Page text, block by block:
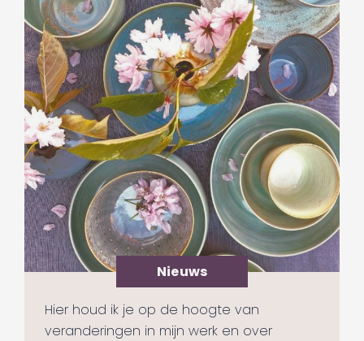
Nieuws
Hier houd ik je op de hoogte van
veranderingen in mijn werk en over